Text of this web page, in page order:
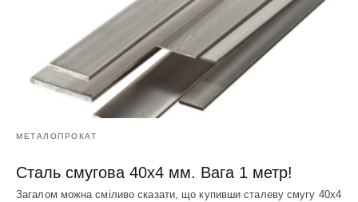
МЕТАЛОПРОКАТ
Сталь смугова 40х4 мм. Вага 1 метр!
Загалом можна сміливо сказати, що купивши сталеву смугу 40х4